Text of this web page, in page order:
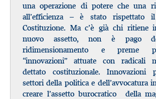
una operazione di potere che una
all’efficienza – è stato rispettato
Costituzione. Ma c’è già chi ritiene
nuovo assetto, non è pago
ridimensionamento e preme
“innovazioni” attuate con radicali
dettato costituzionale. Innovazioni
settori della politica e dell’avvocatura
creare l’assetto burocratico della